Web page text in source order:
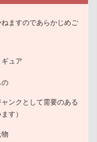
ますのであらかじめご
ュア
の
ンクとして需要のある
す）